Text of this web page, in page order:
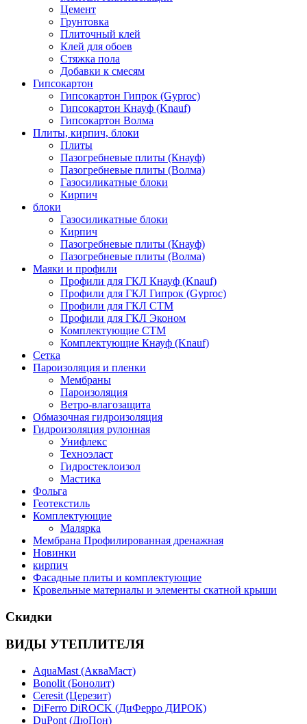
Цемент
Грунтовка
Плиточный клей
Клей для обоев
Стяжка пола
Добавки к смесям
Гипсокартон
Гипсокартон Гипрок (Gyproc)
Гипсокартон Кнауф (Knauf)
Гипсокартон Волма
Плиты, кирпич, блоки
Плиты
Пазогребневые плиты (Кнауф)
Пазогребневые плиты (Волма)
Газосиликатные блоки
Кирпич
блоки
Газосиликатные блоки
Кирпич
Пазогребневые плиты (Кнауф)
Пазогребневые плиты (Волма)
Маяки и профили
Профили для ГКЛ Кнауф (Knauf)
Профили для ГКЛ Гипрок (Gyproc)
Профили для ГКЛ СТМ
Профили для ГКЛ Эконом
Комплектующие СТМ
Комплектующие Кнауф (Knauf)
Сетка
Пароизоляция и пленки
Мембраны
Пароизоляция
Ветро-влагозащита
Обмазочная гидроизоляция
Гидроизоляция рулонная
Унифлекс
Техноэласт
Гидростеклоизол
Мастика
Фольга
Геотекстиль
Комплектующие
Малярка
Мембрана Профилированная дренажная
Новинки
кирпич
Фасадные плиты и комплектующие
Кровельные материалы и элементы скатной крыши
Скидки
ВИДЫ УТЕПЛИТЕЛЯ
AquaMast (АкваМаст)
Bonolit (Бонолит)
Ceresit (Церезит)
DiFerro DiROCK (ДиФерро ДИРОК)
DuPont (ДюПон)